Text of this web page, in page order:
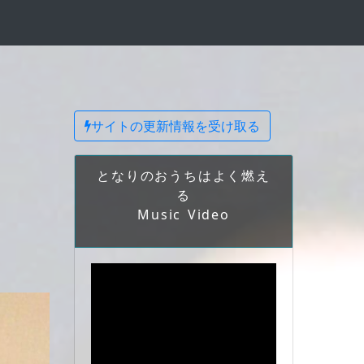
サイトの更新情報を受け取る
となりのおうちはよく燃え
る
Music Video